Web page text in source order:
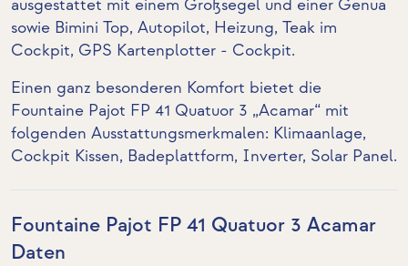
ausgestattet mit einem Großsegel und einer Genua
sowie Bimini Top, Autopilot, Heizung, Teak im
Cockpit, GPS Kartenplotter - Cockpit.
Einen ganz besonderen Komfort bietet die
Fountaine Pajot FP 41 Quatuor 3 „Acamar“ mit
folgenden Ausstattungsmerkmalen: Klimaanlage,
Cockpit Kissen, Badeplattform, Inverter, Solar Panel.
Fountaine Pajot FP 41 Quatuor 3 Acamar
Daten